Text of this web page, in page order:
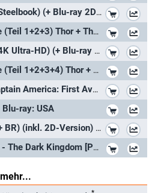
Thor - The Dark Kingdom (Steelbook) (+ Blu-ray 2D) [Blu-ray 3D]
Marvel Studios Thor Bundle (Teil 1+2+3) Thor + The Dark Kingdom + Tag der Entscheidung [3-DVD]
Thor - The Dark Kingdom (4K Ultra-HD) (+ Blu-ray 2D)
Marvel Studios Thor Bundle (Teil 1+2+3+4) Thor + The Dark Kingdom + Tag der Entscheidung + Love and Thunder [4-Blu-ray] Keine B
Marvel Studios Bundle - Captain America: First Avengers + Thor + Dark Kingdom + Tag der Entscheidung [4-DVD]
ray: USA
Thor - The Dark Kingdom (+ BR) (inkl. 2D-Version) [3D Blu-ray]
Thor: Mroczny świat / Thor - The Dark Kingdom [PL Import]